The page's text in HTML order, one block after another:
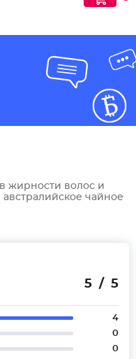
жирности волос и
чайное
5 / 5
4
0
0